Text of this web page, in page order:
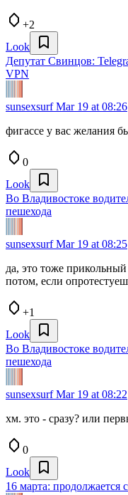
+2
Look
Депутат Свинцов:
VPN
sunsexsurfMar 19 at 08:26
фигассе у вас желания
0
Look
Во Владивостоке
пешехода
sunsexsurfMar 19 at 08:25
да, это тоже
потом, если
+1
Look
Во Владивостоке
пешехода
sunsexsurfMar 19 at 08:22
хм. это - сразу? или
0
Look
16 марта: продолжается